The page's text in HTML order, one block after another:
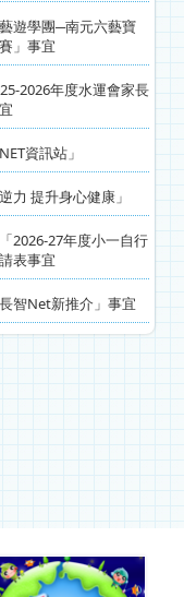
遊學團─南元六藝寶
」事宜
2026年度水運會家長
資訊站」
力 提升身心健康」
2026-27年度小一自行
表事宜
智Net新推介」事宜